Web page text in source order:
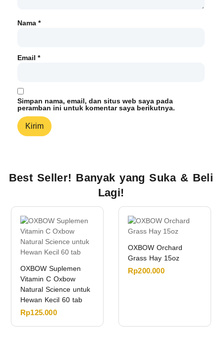
Nama *
Email *
Simpan nama, email, dan situs web saya pada
peramban ini untuk komentar saya berikutnya.
Best Seller! Banyak yang Suka & Beli
Lagi!
OXBOW Suplemen
Vitamin C Oxbow
Natural Science untuk
Hewan Kecil 60 tab
Rp125.000
OXBOW Orchard
Grass Hay 15oz
Rp200.000